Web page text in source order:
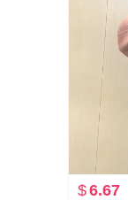
$6.67